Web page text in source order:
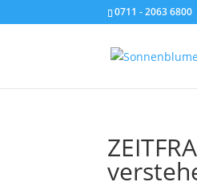
0711 - 2063 6800